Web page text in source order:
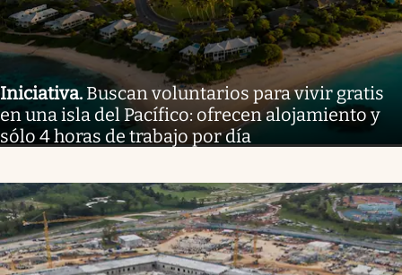
Iniciativa. Buscan voluntarios para vivir gratis
en una isla del Pacífico: ofrecen alojamiento y
sólo 4 horas de trabajo por día